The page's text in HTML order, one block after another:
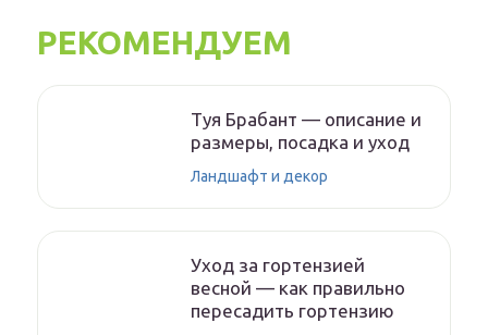
РЕКОМЕНДУЕМ
Туя Брабант — описание и
размеры, посадка и уход
Ландшафт и декор
Уход за гортензией
весной — как правильно
пересадить гортензию